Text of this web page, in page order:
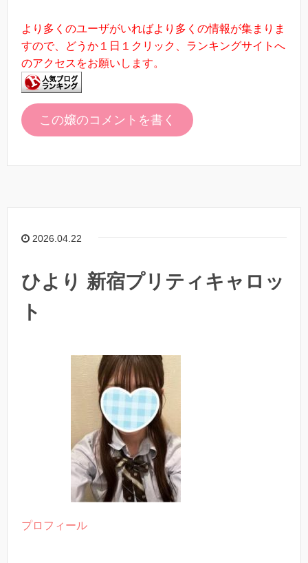
より多くのユーザがいればより多くの情報が集まりま
すので、どうか１日１クリック、ランキングサイトへ
のアクセスをお願いします。
この嬢のコメントを書く
2026.04.22
ひより 新宿プリティキャロッ
ト
プロフィール